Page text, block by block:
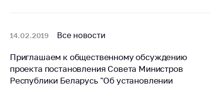
Приемная
Горячая линия
Пресс-служба
14.02.2019 Все новости
Приглашаем к общественному обсуждению
проекта постановления Совета Министров
Республики Беларусь "Об установлении